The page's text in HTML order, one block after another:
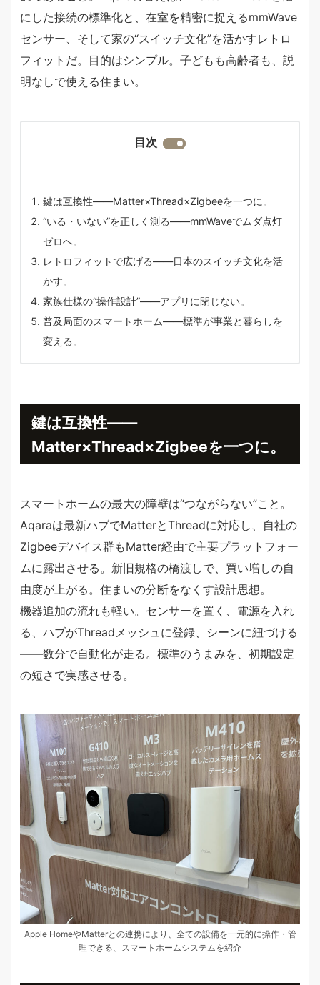
にした接続の標準化と、在室を精密に捉えるmmWave
センサー、そして家の“スイッチ文化”を活かすレトロ
フィットだ。目的はシンプル。子どもも高齢者も、説
明なしで使える住まい。
目次
鍵は互換性——Matter×Thread×Zigbeeを一つに。
“いる・いない”を正しく測る——mmWaveでムダ点灯
ゼロへ。
レトロフィットで広げる——日本のスイッチ文化を活
かす。
家族仕様の“操作設計”——アプリに閉じない。
普及局面のスマートホーム——標準が事業と暮らしを
変える。
鍵は互換性——
Matter×Thread×Zigbeeを一つに。
スマートホームの最大の障壁は“つながらない”こと。
Aqaraは最新ハブでMatterとThreadに対応し、自社の
Zigbeeデバイス群もMatter経由で主要プラットフォー
ムに露出させる。新旧規格の橋渡しで、買い増しの自
由度が上がる。住まいの分断をなくす設計思想。
機器追加の流れも軽い。センサーを置く、電源を入れ
る、ハブがThreadメッシュに登録、シーンに紐づける
——数分で自動化が走る。標準のうまみを、初期設定
の短さで実感させる。
Apple HomeやMatterとの連携により、全ての設備を一元的に操作・管
理できる、スマートホームシステムを紹介